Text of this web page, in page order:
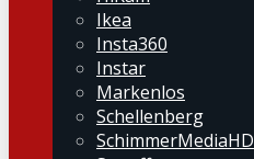
Ikea
Insta360
Instar
Markenlos
Schellenberg
SchimmerMediaHD